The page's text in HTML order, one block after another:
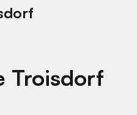
Troisdorf